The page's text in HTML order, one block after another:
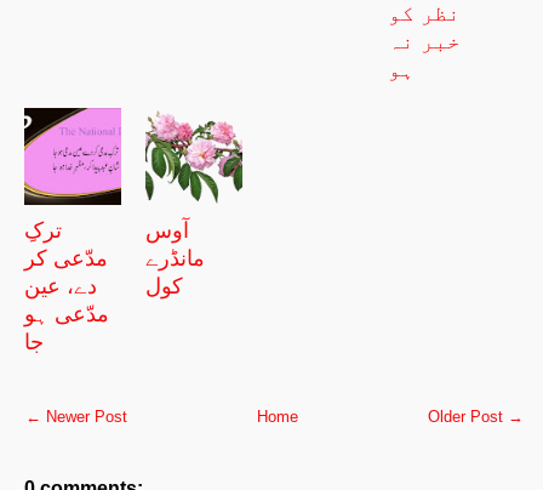
نظر کو
خبر نہ
ہو
ترکِ
مدّعی کر
دے، عین
مدّعی ہو
جا
آوس
مانڈرے
کول
← Newer Post Older Post →
Home